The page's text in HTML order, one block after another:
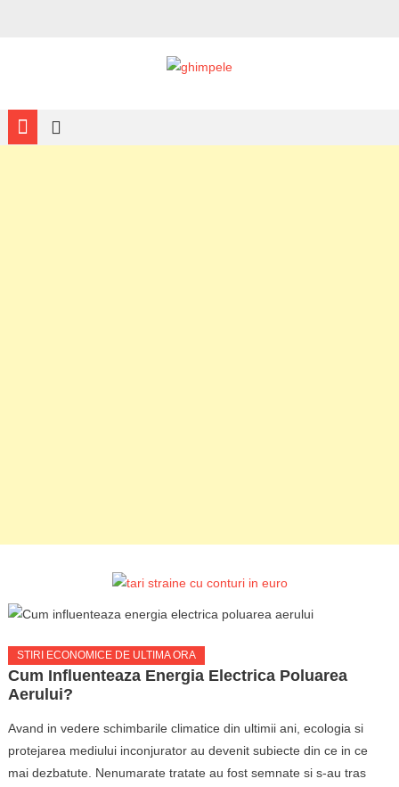
STIRI ECONOMICE DE ULTIMA ORA
Cum Influenteaza Energia Electrica Poluarea
Aerului?
Avand in vedere schimbarile climatice din ultimii ani, ecologia si
protejarea mediului inconjurator au devenit subiecte din ce in ce
mai dezbatute. Nenumarate tratate au fost semnate si s-au tras